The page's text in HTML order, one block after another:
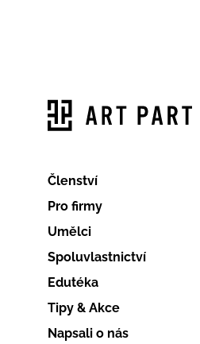
Členství
Pro firmy
Umělci
Spoluvlastnictví
Edutéka
Tipy & Akce
Napsali o nás